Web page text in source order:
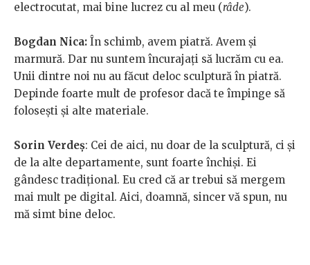
electrocutat, mai bine lucrez cu al meu (râde).
Bogdan Nica: În schimb, avem piatră. Avem și
marmură. Dar nu suntem încurajați să lucrăm cu ea.
Unii dintre noi nu au făcut deloc sculptură în piatră.
Depinde foarte mult de profesor dacă te împinge să
folosești și alte materiale.
Sorin Verdeș: Cei de aici, nu doar de la sculptură, ci și
de la alte departamente, sunt foarte închiși. Ei
gândesc tradițional. Eu cred că ar trebui să mergem
mai mult pe digital. Aici, doamnă, sincer vă spun, nu
mă simt bine deloc.